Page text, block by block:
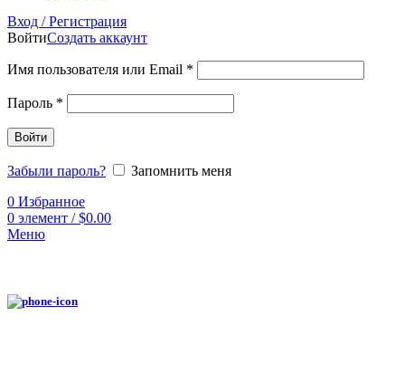
Вход / Регистрация
ВойтиСоздать аккаунт
Имя пользователя или Email *
Пароль *
Войти
Забыли пароль?
Запомнить меня
0 Избранное
0 элемент / $0.00
Меню